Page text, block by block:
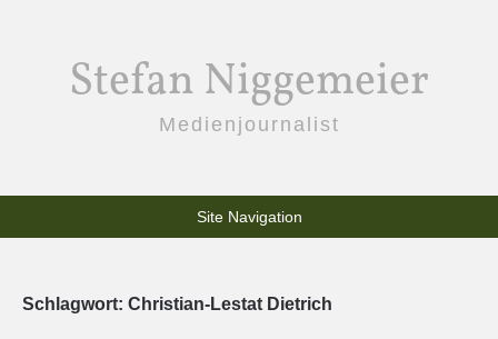
Stefan Niggemeier
Medienjournalist
Site Navigation
Schlagwort: Christian-Lestat Dietrich